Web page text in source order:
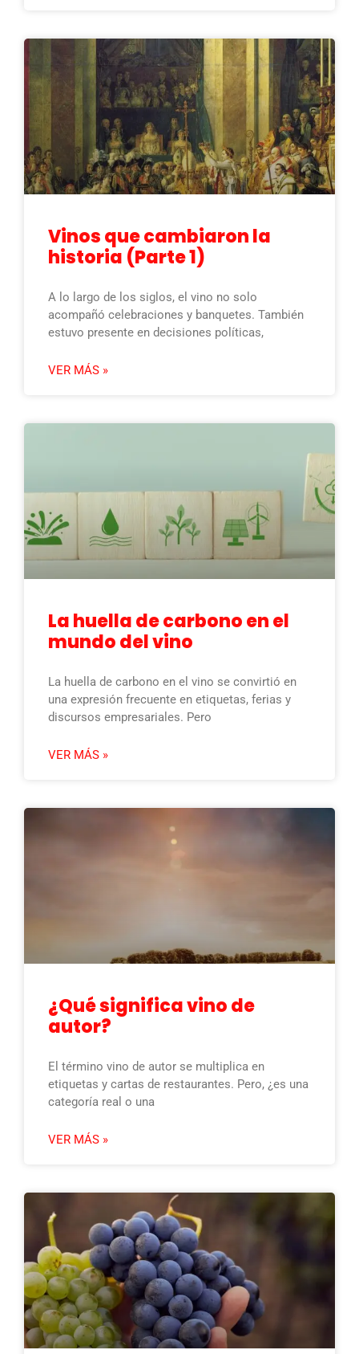
Vinos que cambiaron la
historia (Parte 1)
A lo largo de los siglos, el vino no solo
acompañó celebraciones y banquetes. También
estuvo presente en decisiones políticas,
VER MÁS »
La huella de carbono en el
mundo del vino
La huella de carbono en el vino se convirtió en
una expresión frecuente en etiquetas, ferias y
discursos empresariales. Pero
VER MÁS »
¿Qué significa vino de
autor?
El término vino de autor se multiplica en
etiquetas y cartas de restaurantes. Pero, ¿es una
categoría real o una
VER MÁS »